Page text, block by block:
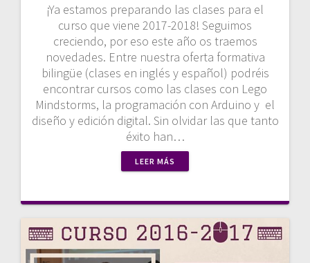
¡Ya estamos preparando las clases para el
curso que viene 2017-2018! Seguimos
creciendo, por eso este año os traemos
novedades. Entre nuestra oferta formativa
bilingüe (clases en inglés y español) podréis
encontrar cursos como las clases con Lego
Mindstorms, la programación con Arduino y el
diseño y edición digital. Sin olvidar las que tanto
éxito han…
LEER MÁS